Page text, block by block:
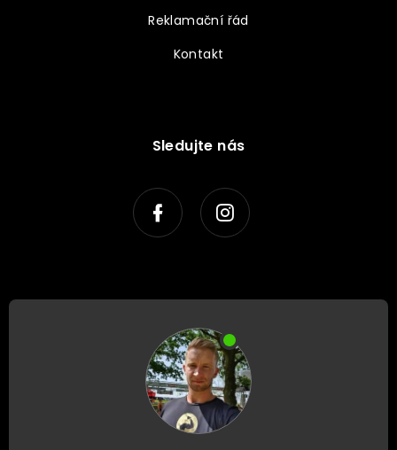
Reklamační řád
Kontakt
Sledujte nás